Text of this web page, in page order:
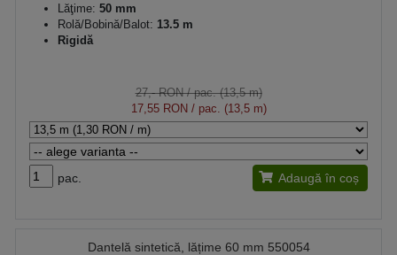
Lăţime: 50 mm
Rolă/Bobină/Balot: 13.5 m
Rigidă
27,- RON/ pac. (13,5 m)
17,55 RON/ pac. (13,5 m)
pac. Adaugă în coș
Dantelă sintetică, lățime 60 mm 550054